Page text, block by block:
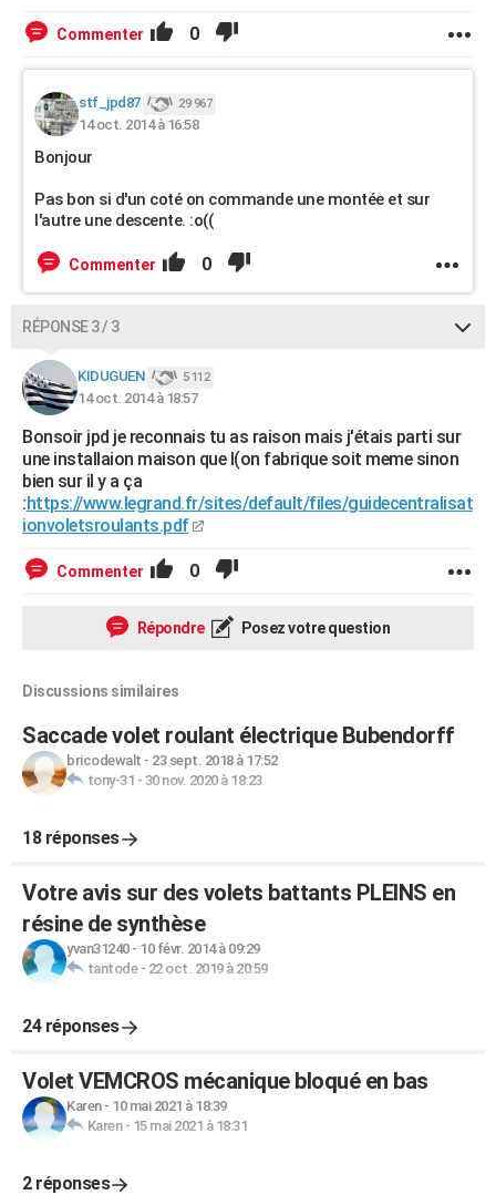
Commenter 0
stf_jpd87 29 967
14 oct. 2014 à 16:58
Bonjour
Pas bon si d'un coté on commande une montée et sur
l'autre une descente. :o((
Commenter 0
RÉPONSE 3 / 3
KIDUGUEN 5 112
14 oct. 2014 à 18:57
Bonsoir jpd je reconnais tu as raison mais j'étais parti sur
une installaion maison que l(on fabrique soit meme sinon
bien sur il y a ça
:https://www.legrand.fr/sites/default/files/guidecentralisat
ionvoletsroulants.pdf
Commenter 0
Répondre Posez votre question
Discussions similaires
Saccade volet roulant électrique Bubendorff
bricodewalt - 23 sept. 2018 à 17:52
tony-31 - 30 nov. 2020 à 18:23
18 réponses
Votre avis sur des volets battants PLEINS en
résine de synthèse
yvan31240- 10 févr. 2014 à 09:29
tantode- 22 oct. 2019 à 20:59
24 réponses
Volet VEMCROS mécanique bloqué en bas
Karen- 10 mai 2021 à 18:39
Karen- 15 mai 2021 à 18:31
2 réponses